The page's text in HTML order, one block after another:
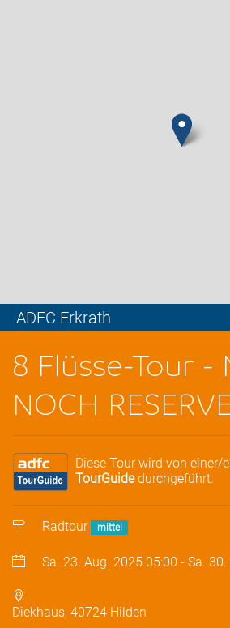
ADFC Erkrath
8 Flüsse-Tour -
NOCH
Diese Tour wird von einer/
TourGuidedurchgeführt.
Radtour mittel
Sa. 23. Aug. 2025 05:00 -Sa.
Diekhaus, 40724 Hilden